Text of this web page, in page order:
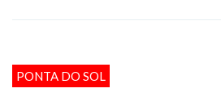
PONTA DO SOL